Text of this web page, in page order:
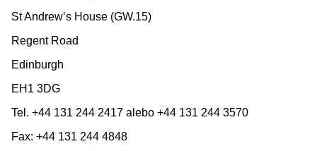
St Andrew’s House (GW.15)
Regent Road
Edinburgh
EH1 3DG
Tel. +44 131 244 2417 alebo +44 131 244 3570
Fax: +44 131 244 4848